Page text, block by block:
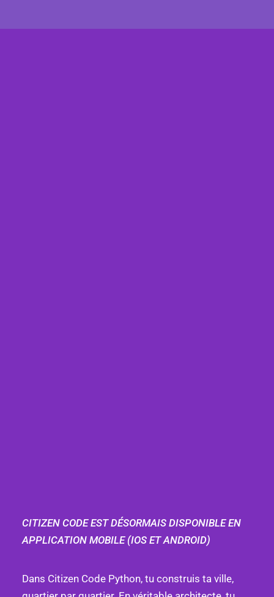
CITIZEN CODE EST DÉSORMAIS DISPONIBLE EN
APPLICATION MOBILE (IOS ET ANDROID)
Dans Citizen Code Python, tu construis ta ville,